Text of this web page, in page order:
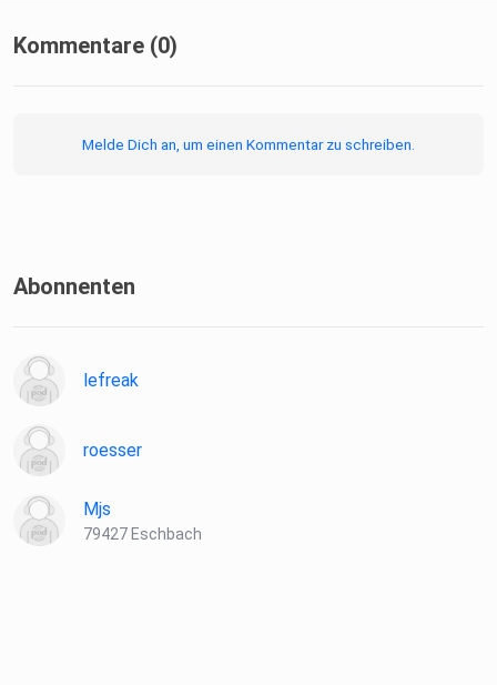
Kommentare (0)
Melde Dich an, um einen Kommentar zu schreiben.
Abonnenten
lefreak
roesser
Mjs
79427 Eschbach